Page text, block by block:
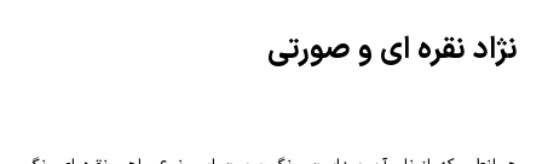
نژاد نقره ای و صورتی